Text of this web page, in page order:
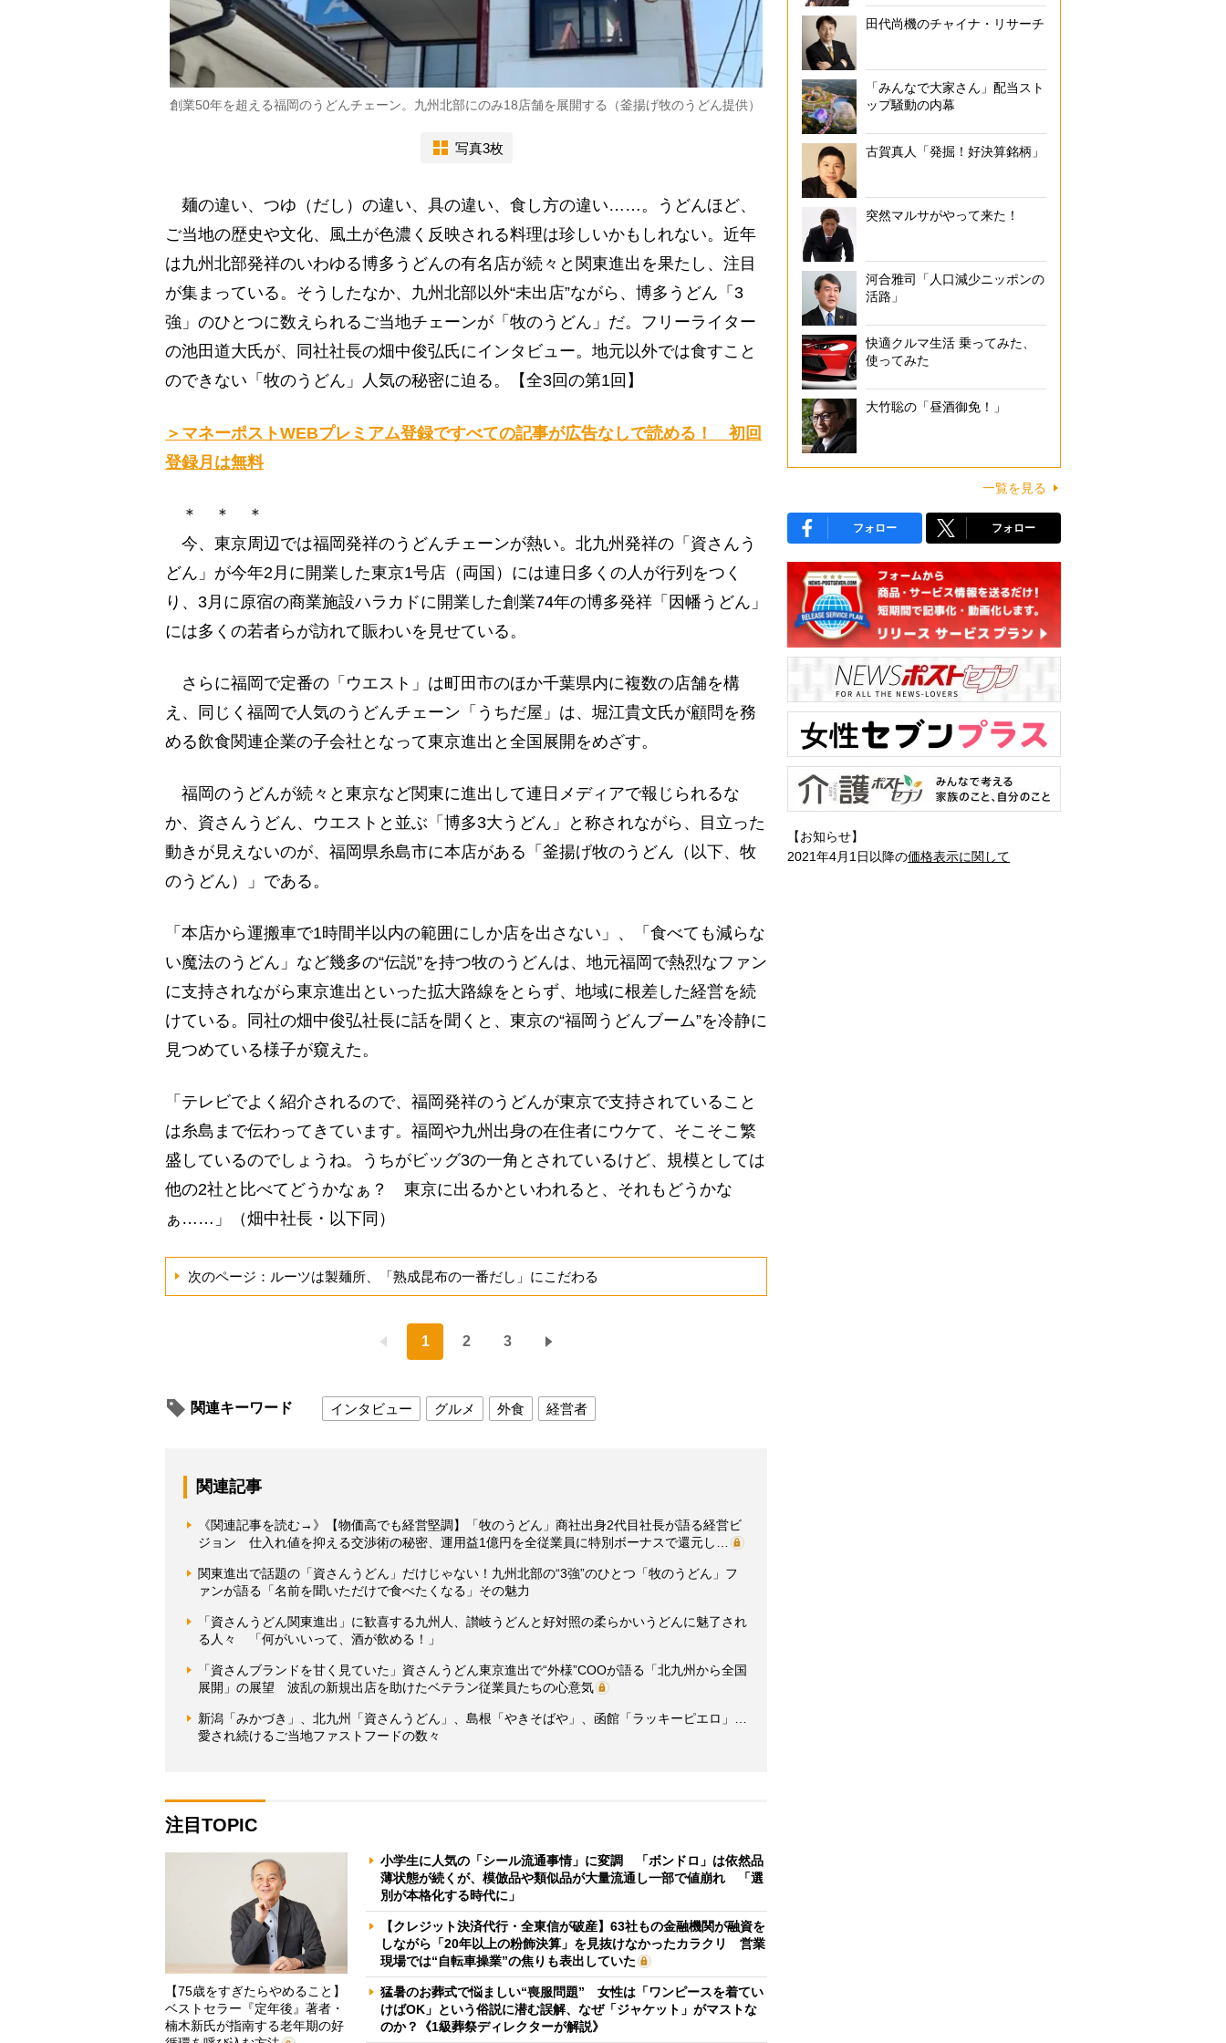
創業50年を超える福岡のうどんチェーン。九州北部にのみ18店舗を展開する（釜揚げ牧のうどん提供）
写真3枚
麺の違い、つゆ（だし）の違い、具の違い、食し方の違い……。うどんほど、
ご当地の歴史や文化、風土が色濃く反映される料理は珍しいかもしれない。近年
は九州北部発祥のいわゆる博多うどんの有名店が続々と関東進出を果たし、注目
が集まっている。そうしたなか、九州北部以外“未出店”ながら、博多うどん「3
強」のひとつに数えられるご当地チェーンが「牧のうどん」だ。フリーライター
の池田道大氏が、同社社長の畑中俊弘氏にインタビュー。地元以外では食すこと
のできない「牧のうどん」人気の秘密に迫る。
【全3回の第1回】
＞マネーポストWEBプレミアム登録ですべての記事が広告なしで読める！ 初回
登録月は無料
＊ ＊ ＊
今、東京周辺では福岡発祥のうどんチェーンが熱い。北九州発祥の「資さんう
どん」が今年2月に開業した東京1号店（両国）には連日多くの人が行列をつく
り、3月に原宿の商業施設ハラカドに開業した創業74年の博多発祥「因幡うどん」
には多くの若者らが訪れて賑わいを見せている。
さらに福岡で定番の「ウエスト」は町田市のほか千葉県内に複数の店舗を構
え、同じく福岡で人気のうどんチェーン「うちだ屋」は、堀江貴文氏が顧問を務
める飲食関連企業の子会社となって東京進出と全国展開をめざす。
福岡のうどんが続々と東京など関東に進出して連日メディアで報じられるな
か、資さんうどん、ウエストと並ぶ「博多3大うどん」と称されながら、目立った
動きが見えないのが、福岡県糸島市に本店がある「釜揚げ牧のうどん（以下、牧
のうどん）」である。
「本店から運搬車で1時間半以内の範囲にしか店を出さない」、「食べても減らな
い魔法のうどん」など幾多の“伝説”を持つ牧のうどんは、地元福岡で熱烈なファン
に支持されながら東京進出といった拡大路線をとらず、地域に根差した経営を続
けている。同社の畑中俊弘社長に話を聞くと、東京の“福岡うどんブーム”を冷静に
見つめている様子が窺えた。
「テレビでよく紹介されるので、福岡発祥のうどんが東京で支持されていること
は糸島まで伝わってきています。福岡や九州出身の在住者にウケて、そこそこ繁
盛しているのでしょうね。うちがビッグ3の一角とされているけど、規模としては
他の2社と比べてどうかなぁ？ 東京に出るかといわれると、それもどうかな
ぁ……」（畑中社長・以下同）
次のページ：ルーツは製麺所、「熟成昆布の一番だし」にこだわる
1 2 3
関連キーワード インタビュー グルメ 外食 経営者
関連記事
《関連記事を読む→》【物価高でも経営堅調】「牧のうどん」商社出身2代目社長が語る経営ビ
ジョン 仕入れ値を抑える交渉術の秘密、運用益1億円を全従業員に特別ボーナスで還元し…
関東進出で話題の「資さんうどん」だけじゃない！九州北部の“3強”のひとつ「牧のうどん」フ
ァンが語る「名前を聞いただけで食べたくなる」その魅力
「資さんうどん関東進出」に歓喜する九州人、讃岐うどんと好対照の柔らかいうどんに魅了され
る人々 「何がいいって、酒が飲める！」
「資さんブランドを甘く見ていた」資さんうどん東京進出で“外様”COOが語る「北九州から全国
展開」の展望 波乱の新規出店を助けたベテラン従業員たちの心意気
新潟「みかづき」、北九州「資さんうどん」、島根「やきそばや」、函館「ラッキーピエロ」…
愛され続けるご当地ファストフードの数々
注目TOPIC
【75歳をすぎたらやめること】
ベストセラー『定年後』著者・
楠木新氏が指南する老年期の好
小学生に人気の「シール流通事情」に変調 「ボンドロ」は依然品
薄状態が続くが、模倣品や類似品が大量流通し一部で値崩れ 「選
別が本格化する時代に」
【クレジット決済代行・全東信が破産】63社もの金融機関が融資を
しながら「20年以上の粉飾決算」を見抜けなかったカラクリ 営業
現場では“自転車操業”の焦りも表出していた
猛暑のお葬式で悩ましい“喪服問題” 女性は「ワンピースを着てい
けばOK」という俗説に潜む誤解、なぜ「ジャケット」がマストな
のか？《1級葬祭ディレクターが解説》
田代尚機のチャイナ・リサーチ
「みんなで大家さん」配当スト
ップ騒動の内幕
古賀真人「発掘！好決算銘柄」
突然マルサがやって来た！
河合雅司「人口減少ニッポンの
活路」
快適クルマ生活 乗ってみた、
使ってみた
大竹聡の「昼酒御免！」
一覧を見る
フォロー フォロー
【お知らせ】
2021年4月1日以降の価格表示に関して